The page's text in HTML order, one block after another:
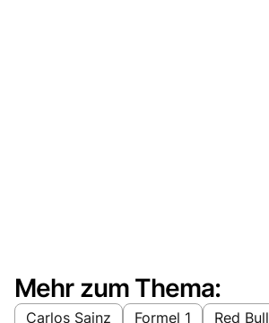
Mehr zum Thema:
Carlos Sainz Formel 1 Red Bull